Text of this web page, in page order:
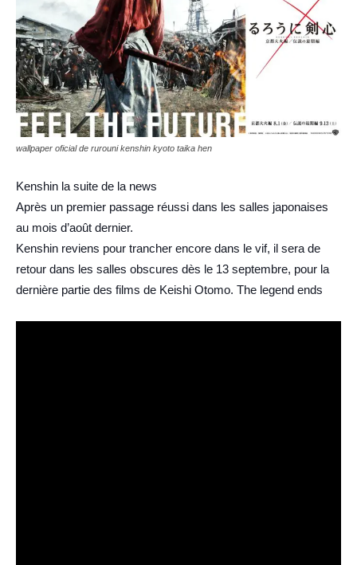
wallpaper oficial de rurouni kenshin kyoto taika hen
Kenshin la suite de la news
Après un premier passage réussi dans les salles japonaises
au mois d’août dernier.
Kenshin reviens pour trancher encore dans le vif, il sera de
retour dans les salles obscures dès le 13 septembre, pour la
dernière partie des films de Keishi Otomo. The legend ends